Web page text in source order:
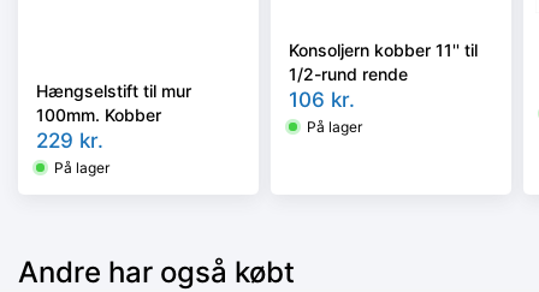
Hængselstift til mur
100mm. Kobber
229 kr.
På lager
Konsoljern kobber 11'' til
1/2-rund rende
106 kr.
På lager
Andre har også købt